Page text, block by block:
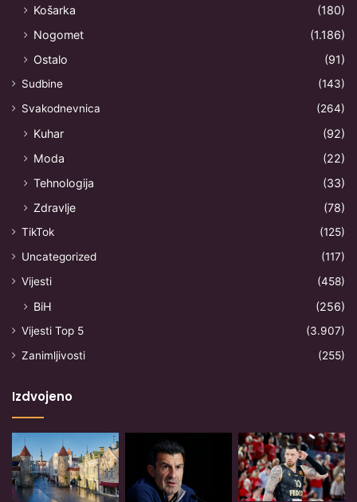
Košarka
(180)
Nogomet
(1.186)
Ostalo
(91)
Sudbine
(143)
Svakodnevnica
(264)
Kuhar
(92)
Moda
(22)
Tehnologija
(33)
Zdravlje
(78)
TikTok
(125)
Uncategorized
(117)
Vijesti
(458)
BiH (256)
Vijesti Top 5
(3.907)
Zanimljivosti
(255)
Izdvojeno